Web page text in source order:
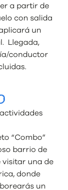
a partir de
con salida
un
Llegada,
conductor
“Combo”
barrio de
visitar una de
donde
un